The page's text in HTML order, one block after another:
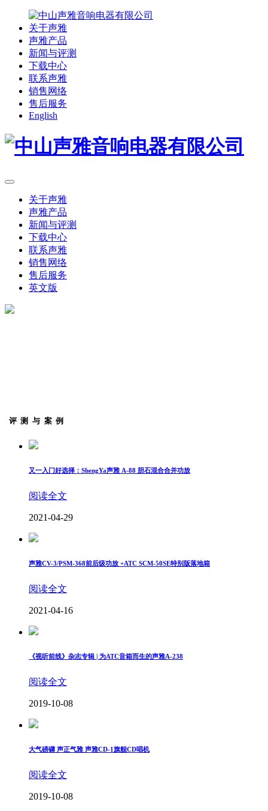
关于声雅
声雅产品
新闻与评测
下载中心
联系声雅
销售网络
售后服务
English
关于声雅
声雅产品
新闻与评测
下载中心
联系声雅
销售网络
售后服务
英文版
评测与案例
又一入门好选择：ShengYa声雅 A-88 胆石混合合并功放
阅读全文
2021-04-29
声雅CV-3/PSM-368前后级功放 +ATC SCM-50SE特别版落地箱
阅读全文
2021-04-16
《视听前线》杂志专辑 | 为ATC音箱而生的声雅A-238
阅读全文
2019-10-08
大气磅礴 声正气雅 声雅CD-1旗舰CD唱机
阅读全文
2019-10-08